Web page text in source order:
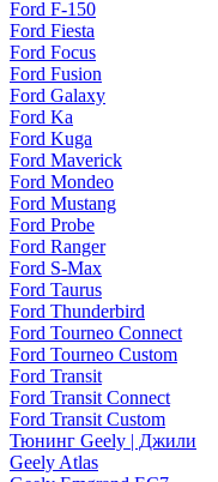
Ford F-150
Ford Fiesta
Ford Focus
Ford Fusion
Ford Galaxy
Ford Ka
Ford Kuga
Ford Maverick
Ford Mondeo
Ford Mustang
Ford Probe
Ford Ranger
Ford S-Max
Ford Taurus
Ford Thunderbird
Ford Tourneo Connect
Ford Tourneo Custom
Ford Transit
Ford Transit Connect
Ford Transit Custom
Тюнинг Geely | Джили
Geely Atlas